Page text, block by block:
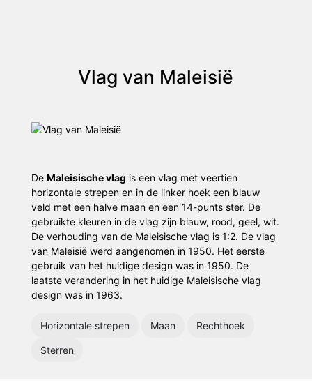
Vlag van Maleisië
De Maleisische vlag is een vlag met veertien
horizontale strepen en in de linker hoek een blauw
veld met een halve maan en een 14-punts ster. De
gebruikte kleuren in de vlag zijn blauw, rood, geel, wit.
De verhouding van de Maleisische vlag is 1:2. De vlag
van Maleisië werd aangenomen in 1950. Het eerste
gebruik van het huidige design was in 1950. De
laatste verandering in het huidige Maleisische vlag
design was in 1963.
Horizontale strepen Maan Rechthoek
Sterren